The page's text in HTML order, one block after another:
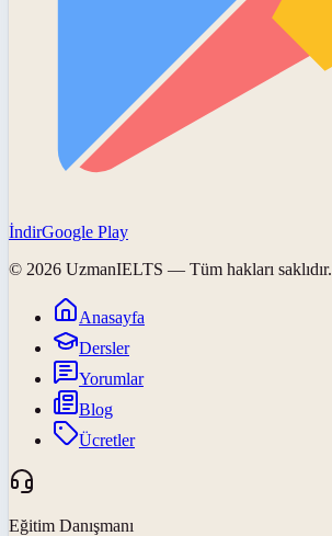
İndirGoogle Play
© 2026 UzmanIELTS — Tüm hakları saklıdır.
Anasayfa
Dersler
Yorumlar
Blog
Ücretler
Eğitim Danışmanı